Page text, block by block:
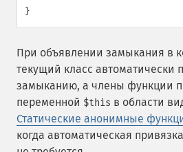
При объявлении замыкания в
текущий класс автоматически
замыканию, а члены функции
переменной $this в области
Статические анонимные
когда автоматическая